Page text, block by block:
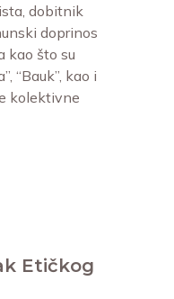
dobitnik
doprinos
kao što su
“Bauk”, kao i
kolektivne
Etičkog